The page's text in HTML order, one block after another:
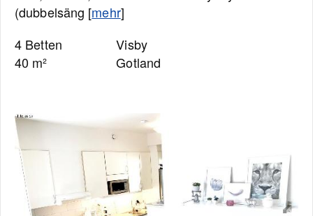
(dubbelsäng [mehr]
4 Betten
40 m²
Visby
Gotland